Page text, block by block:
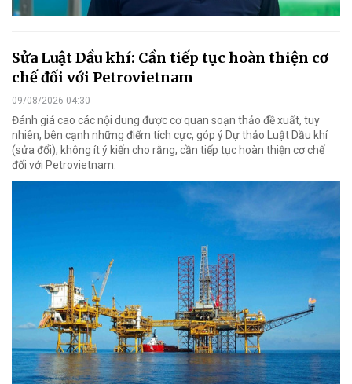
Sửa Luật Dầu khí: Cần tiếp tục hoàn thiện cơ
chế đối với Petrovietnam
09/08/2026 04:30
Đánh giá cao các nội dung được cơ quan soạn thảo đề xuất, tuy
nhiên, bên cạnh những điểm tích cực, góp ý Dự thảo Luật Dầu khí
(sửa đổi), không ít ý kiến cho rằng, cần tiếp tục hoàn thiện cơ chế
đối với Petrovietnam.